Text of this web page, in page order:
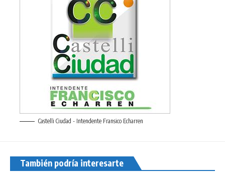
Castelli Ciudad - Intendente Fransico Echarren
También podría interesarte